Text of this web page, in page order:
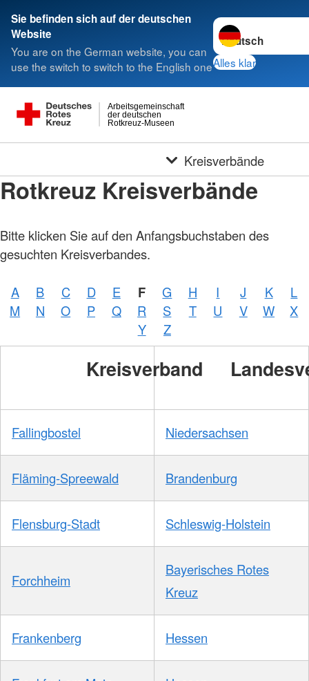
Sie befinden sich auf der deutschen
Website
You are on the German website, you can
use the switch to switch to the English one
Sprache wechseln
Alles klar
Rotkreuz-Museen
der deutschen
Arbeitsgemeinschaft
Kreisverbände
Rotkreuz Kreisverbände
Bitte klicken Sie auf den Anfangsbuchstaben des
gesuchten Kreisverbandes.
A B C D E F G H I J K
L
M
N O P Q R S T U V W
X
Y
Z
Kreisverband
Fallingbostel Niedersachsen
Fläming-Spreewald Brandenburg
Flensburg-Stadt Schleswig-Holstein
Forchheim
Bayerisches Rotes
Kreuz
Frankenberg Hessen